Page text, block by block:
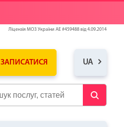
Ліцензія МОЗ України АЕ #459488 від 4.09.2014
ЗАПИСАТИСЯ
UA